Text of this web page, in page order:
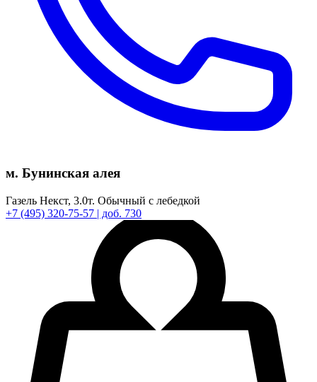
м. Бунинская алея
Газель Некст, 3.0т. Обычный с лебедкой
+7 (495) 320-75-57 | доб. 730